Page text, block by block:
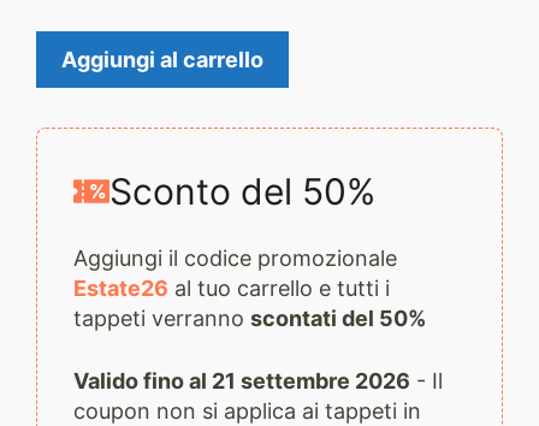
2290
Aggiungi al carrello
Sconto del 50%
Aggiungi il codice promozionale
Estate26 al tuo carrello e tutti i
tappeti verranno scontati del 50%
Valido fino al 21 settembre 2026 - Il
coupon non si applica ai tappeti in